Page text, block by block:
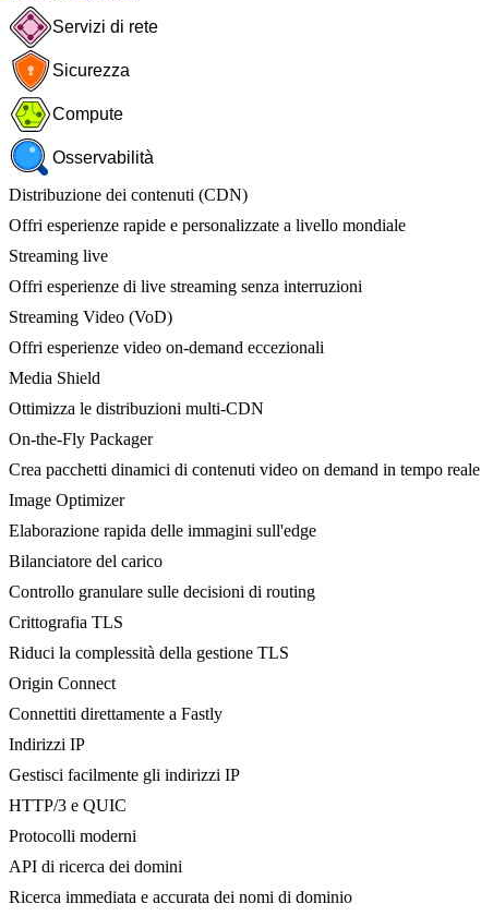
Servizi di rete
Sicurezza
Compute
Osservabilità
Distribuzione dei contenuti (CDN)
Offri esperienze rapide e personalizzate a livello mondiale
Streaming live
Offri esperienze di live streaming senza interruzioni
Streaming Video (VoD)
Offri esperienze video on-demand eccezionali
Media Shield
Ottimizza le distribuzioni multi-CDN
On-the-Fly Packager
Crea pacchetti dinamici di contenuti video on demand in tempo reale
Image Optimizer
Elaborazione rapida delle immagini sull'edge
Bilanciatore del carico
Controllo granulare sulle decisioni di routing
Crittografia TLS
Riduci la complessità della gestione TLS
Origin Connect
Connettiti direttamente a Fastly
Indirizzi IP
Gestisci facilmente gli indirizzi IP
HTTP/3 e QUIC
Protocolli moderni
API di ricerca dei domini
Ricerca immediata e accurata dei nomi di dominio